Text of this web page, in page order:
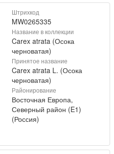
Штрихкод
MW0265335
Название в коллекции
Carex atrata (Осока
черноватая)
Принятое название
Carex atrata L. (Осока
черноватая)
Районирование
Восточная Европа,
Северный район (E1)
(Россия)